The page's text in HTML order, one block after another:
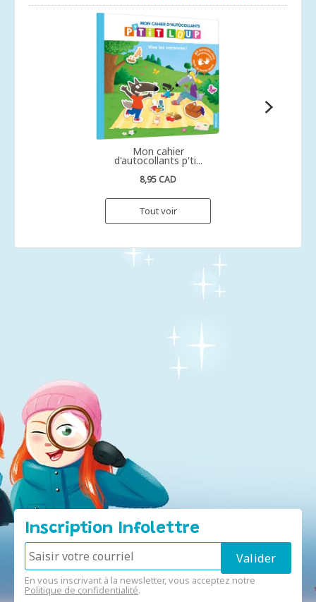
Mon cahier
d'autocollants p'ti...
8,95 CAD
Tout voir
Inscription Infolettre
En vous inscrivant à la newsletter, vous acceptez notre
Politique de confidentialité.